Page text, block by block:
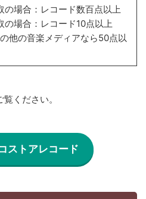
の場合：レコード数百点以上
の場合：レコード10点以上
の他の音楽メディアなら50点以
ください。
ストアレコード